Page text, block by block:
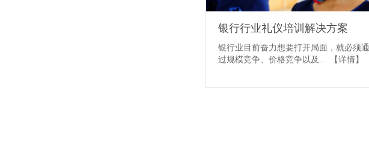
银行行业礼仪培训解决方案
银行业目前奋力想要打开局面，就必须通
过规模竞争、价格竞争以及…
【详情】